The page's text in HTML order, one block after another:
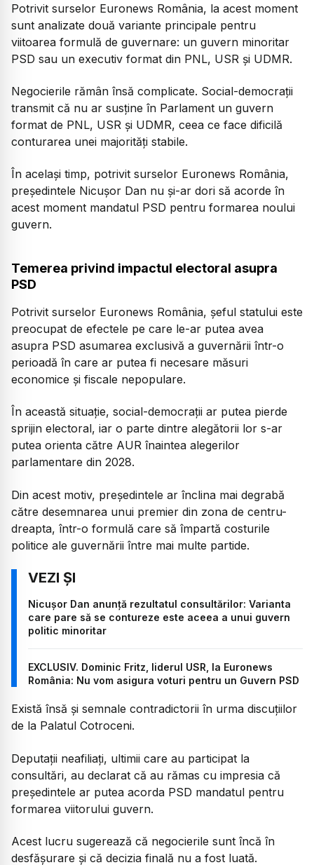
Potrivit surselor Euronews România, la acest moment
sunt analizate două variante principale pentru
viitoarea formulă de guvernare: un guvern minoritar
PSD sau un executiv format din PNL, USR și UDMR.
Negocierile rămân însă complicate. Social-democrații
transmit că nu ar susține în Parlament un guvern
format de PNL, USR și UDMR, ceea ce face dificilă
conturarea unei majorități stabile.
În același timp, potrivit surselor Euronews România,
președintele Nicușor Dan nu și-ar dori să acorde în
acest moment mandatul PSD pentru formarea noului
guvern.
Temerea privind impactul electoral asupra
PSD
Potrivit surselor Euronews România, șeful statului este
preocupat de efectele pe care le-ar putea avea
asupra PSD asumarea exclusivă a guvernării într-o
perioadă în care ar putea fi necesare măsuri
economice și fiscale nepopulare.
În această situație, social-democrații ar putea pierde
sprijin electoral, iar o parte dintre alegătorii lor s-ar
putea orienta către AUR înaintea alegerilor
parlamentare din 2028.
Din acest motiv, președintele ar înclina mai degrabă
către desemnarea unui premier din zona de centru-
dreapta, într-o formulă care să împartă costurile
politice ale guvernării între mai multe partide.
Nicușor Dan anunță rezultatul consultărilor: Varianta
care pare să se contureze este aceea a unui guvern
politic minoritar
EXCLUSIV. Dominic Fritz, liderul USR, la Euronews
România: Nu vom asigura voturi pentru un Guvern PSD
Există însă și semnale contradictorii în urma discuțiilor
de la Palatul Cotroceni.
Deputații neafiliați, ultimii care au participat la
consultări, au declarat că au rămas cu impresia că
președintele ar putea acorda PSD mandatul pentru
formarea viitorului guvern.
Acest lucru sugerează că negocierile sunt încă în
desfășurare și că decizia finală nu a fost luată.